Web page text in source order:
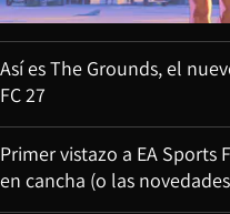
Así es The Grounds, el
FC 27
Primer vistazo a EA Sports
en cancha (o las